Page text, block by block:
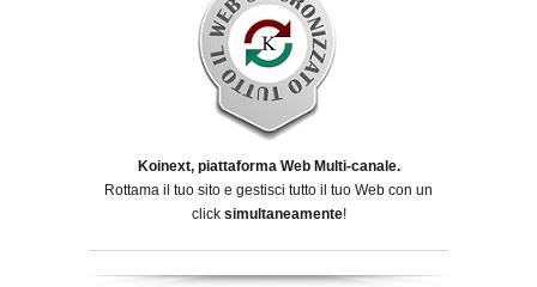
Koinext, piattaforma Web Multi-canale.
Rottama il tuo sito e gestisci tutto il tuo Web con un
click simultaneamente!